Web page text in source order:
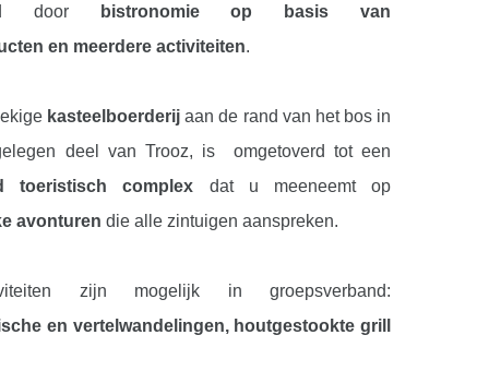
door
bistronomie op basis van
en meerdere activiteiten.
kasteelboerderij aan de rand van het bos in
deel van Trooz, is omgetoverd tot een
toeristisch complex dat u meeneemt op
avonturen die alle zintuigen aanspreken.
zijn mogelijk in groepsverband:
en vertelwandelingen, houtgestookte grill